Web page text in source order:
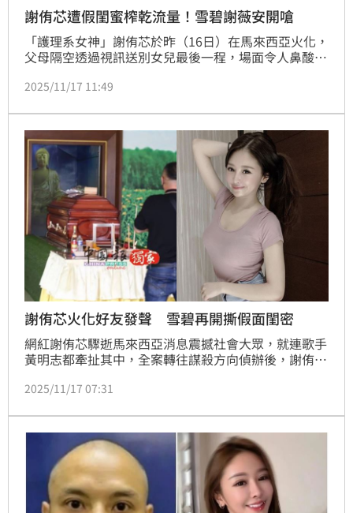
謝侑芯遭假閨蜜榨乾流量！雪碧謝薇安開嗆
「護理系女神」謝侑芯於昨（16日）在馬來西亞火化，
父母隔空透過視訊送別女兒最後一程，場面令人鼻酸。
嗆，怒指某些網紅「明明生前靠侑芯賺曝光，死後卻裝
2025/11/17 11:49
謝侑芯火化好友發聲 雪碧再開撕假面閨密
網紅謝侑芯驟逝馬來西亞消息震撼社會大眾，就連歌手
黃明志都牽扯其中，全案轉往謀殺方向偵辦後，謝侑芯
方准許領出火化。她的閨密、網紅雪碧及謝薇安近日也
2025/11/17 07:31